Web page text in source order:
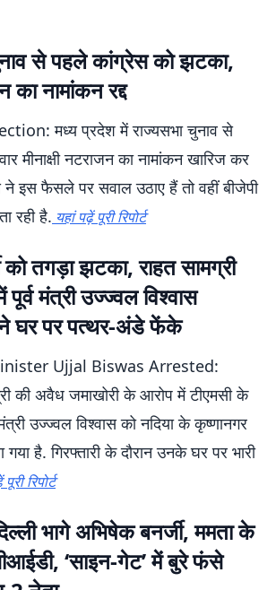
से पहले कांग्रेस को झटका,
का नामांकन रद्द
मध्य प्रदेश में राज्यसभा चुनाव से
मीनाक्षी नटराजन का नामांकन खारिज कर
ने इस फैसले पर सवाल उठाए हैं तो वहीं बीजेपी
रही है. यहां पढ़ें पूरी रिपोर्ट
को तगड़ा झटका, राहत सामग्री
मंत्री उज्ज्वल विश्वास
ने घर पर पत्थर-अंडे फेंके
Ujjal Biswas Arrested:
की अवैध जमाखोरी के आरोप में टीएमसी के
उज्ज्वल विश्वास को नदिया के कृष्णानगर
गया है. गिरफ्तारी के दौरान उनके घर पर भारी
रिपोर्ट
भागे अभिषेक बनर्जी, ममता के
‘साइन-गेट’ में बुरे फंसे